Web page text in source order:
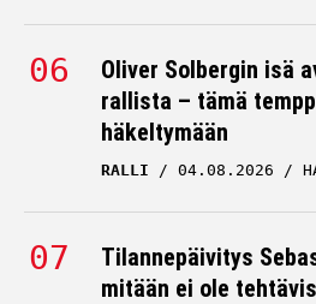
Oliver Solbergin isä
rallista – tämä
häkeltymään
RALLI 04.08.2026
Tilannepäivitys
mitään ei ole